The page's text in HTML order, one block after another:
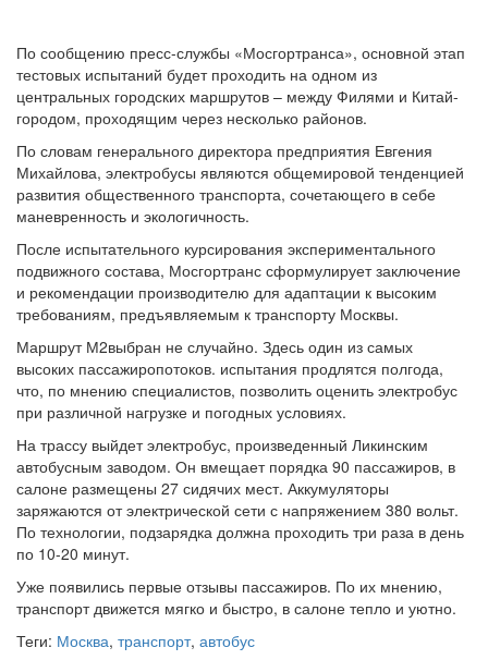
По сообщению пресс-службы «Мосгортранса», основной этап
тестовых испытаний будет проходить на одном из
центральных городских маршрутов – между Филями и Китай-
городом, проходящим через несколько районов.
По словам генерального директора предприятия Евгения
Михайлова, электробусы являются общемировой тенденцией
развития общественного транспорта, сочетающего в себе
маневренность и экологичность.
После испытательного курсирования экспериментального
подвижного состава, Мосгортранс сформулирует заключение
и рекомендации производителю для адаптации к высоким
требованиям, предъявляемым к транспорту Москвы.
Маршрут М2выбран не случайно. Здесь один из самых
высоких пассажиропотоков. испытания продлятся полгода,
что, по мнению специалистов, позволить оценить электробус
при различной нагрузке и погодных условиях.
На трассу выйдет электробус, произведенный Ликинским
автобусным заводом. Он вмещает порядка 90 пассажиров, в
салоне размещены 27 сидячих мест. Аккумуляторы
заряжаются от электрической сети с напряжением 380 вольт.
По технологии, подзарядка должна проходить три раза в день
по 10-20 минут.
Уже появились первые отзывы пассажиров. По их мнению,
транспорт движется мягко и быстро, в салоне тепло и уютно.
Теги: Москва, транспорт, автобус